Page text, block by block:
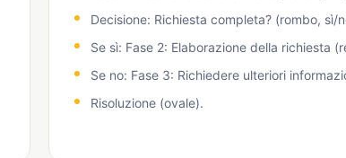
Decisione: Richiesta completa? (rombo, sì/
Se sì: Fase 2: Elaborazione della richiesta
Se no: Fase 3: Richiedere ulteriori
Risoluzione (ovale).